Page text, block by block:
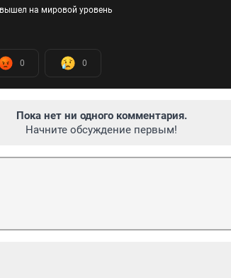
на мировой уровень
0 0
Пока нет ни одного комментария.
Начните обсуждение первым!